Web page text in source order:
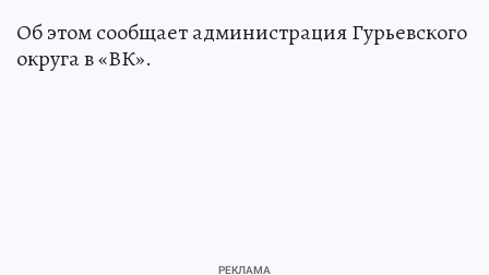
Об этом сообщает администрация Гурьевского
округа в «ВК».